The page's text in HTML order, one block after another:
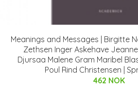
Meanings and Messages | Birgitte
Zethsen Inger Askehave
Djursaa Malene Gram Maribel
Poul Rind Christensen |
462 NOK